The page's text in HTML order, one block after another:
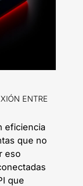
ENTRE
eficiencia
que no
eso
que